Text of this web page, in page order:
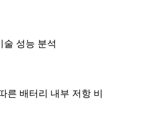
성능 분석
른 배터리 내부 저항 비